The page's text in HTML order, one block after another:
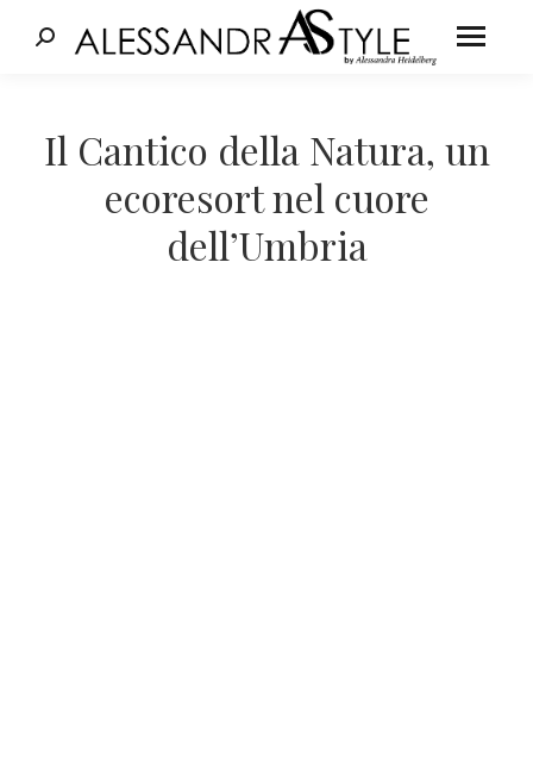
Cerca:
Il Cantico della Natura, un
ecoresort nel cuore
dell’Umbria